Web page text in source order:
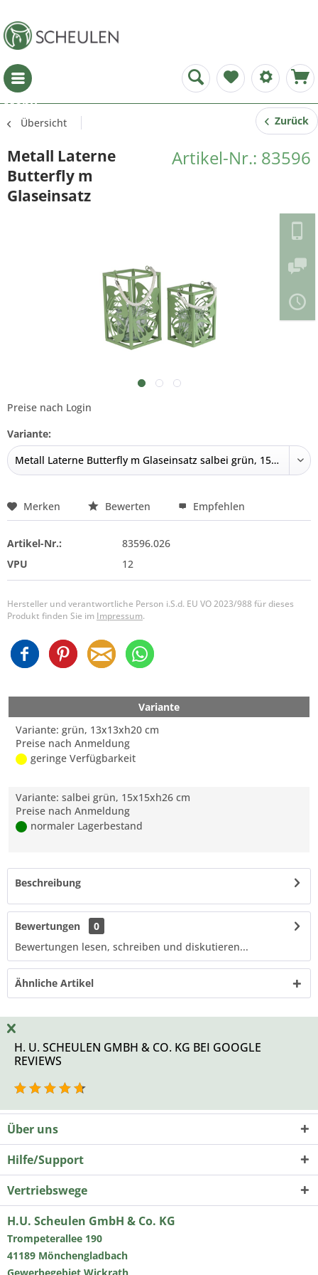
Menü
Übersicht Zurück
Artikel-Nr.: 83596
Metall Laterne
Butterfly m
Glaseinsatz
Preise nach Login
Variante:
Merken Bewerten Empfehlen
Artikel-Nr.:
83596.026
VPU
12
Hersteller und verantwortliche Person i.S.d. EU VO 2023/988 für dieses
Produkt finden Sie im Impressum.
Variante
Variante: grün, 13x13xh20 cm
Preise nach Anmeldung
geringe Verfügbarkeit
Variante: salbei grün, 15x15xh26 cm
Preise nach Anmeldung
normaler Lagerbestand
Beschreibung
Bewertungen
0
Bewertungen lesen, schreiben und diskutieren...
Ähnliche Artikel
H. U. SCHEULEN GMBH & CO. KG BEI GOOGLE
REVIEWS
Über uns
Hilfe/Support
Vertriebswege
H.U. Scheulen GmbH & Co. KG
Trompeterallee 190
41189 Mönchengladbach